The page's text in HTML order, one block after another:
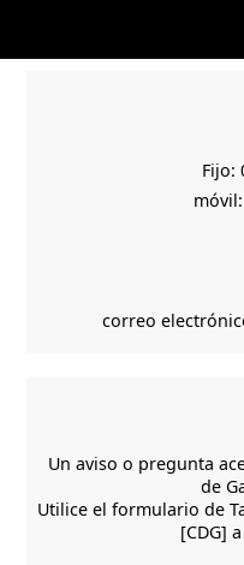
Fijo:
correo
Un aviso o pregunta
de
Utilice el formulario de
[CDG]